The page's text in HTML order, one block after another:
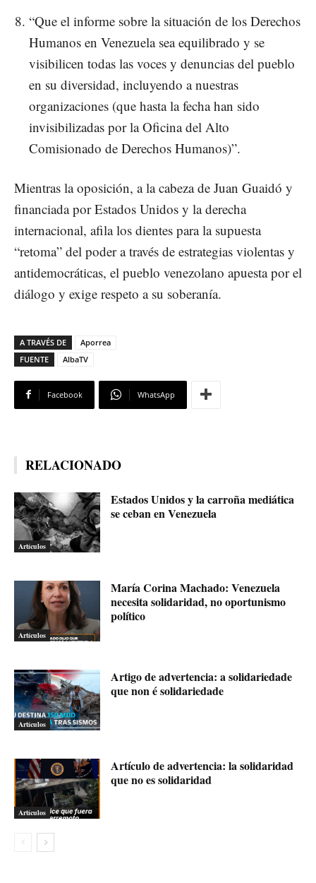
“Que el informe sobre la situación de los Derechos
Humanos en Venezuela sea equilibrado y se
visibilicen todas las voces y denuncias del pueblo
en su diversidad, incluyendo a nuestras
organizaciones (que hasta la fecha han sido
invisibilizadas por la Oficina del Alto
Comisionado de Derechos Humanos)”.
Mientras la oposición, a la cabeza de Juan Guaidó y
financiada por Estados Unidos y la derecha
internacional, afila los dientes para la supuesta
“retoma” del poder a través de estrategias violentas y
antidemocráticas, el pueblo venezolano apuesta por el
diálogo y exige respeto a su soberanía.
A TRAVÉS DE
Aporrea
FUENTE
AlbaTV
Facebook WhatsApp
RELACIONADO
Artículos
Estados Unidos y la carroña mediática
se ceban en Venezuela
Artículos
María Corina Machado: Venezuela
necesita solidaridad, no oportunismo
político
Artículos
Artigo de advertencia: a solidariedade
que non é solidariedade
Artículos
Artículo de advertencia: la solidaridad
que no es solidaridad